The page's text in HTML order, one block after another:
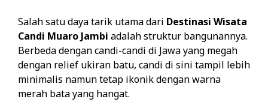
Salah satu daya tarik utama dari Destinasi Wisata
Candi Muaro Jambi adalah struktur bangunannya.
Berbeda dengan candi-candi di Jawa yang megah
dengan relief ukiran batu, candi di sini tampil lebih
minimalis namun tetap ikonik dengan warna
merah bata yang hangat.